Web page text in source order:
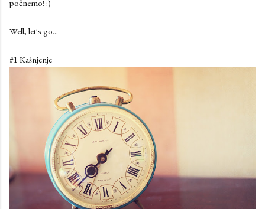
počnemo! :)
Well, let's go...
#1 Kašnjenje